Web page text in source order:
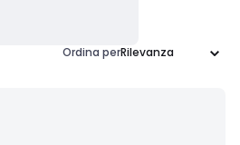
Ordina per